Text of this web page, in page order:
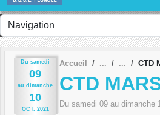
Du samedi
09
au dimanche
10
OCT. 2021
Accueil CTD
CTD
Du samedi 09 au dimanche